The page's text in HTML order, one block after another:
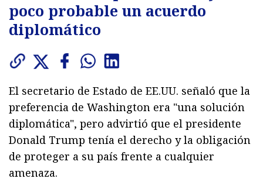
poco probable un acuerdo
diplomático
El secretario de Estado de EE.UU. señaló que la
preferencia de Washington era "una solución
diplomática", pero advirtió que el presidente
Donald Trump tenía el derecho y la obligación
de proteger a su país frente a cualquier
amenaza.